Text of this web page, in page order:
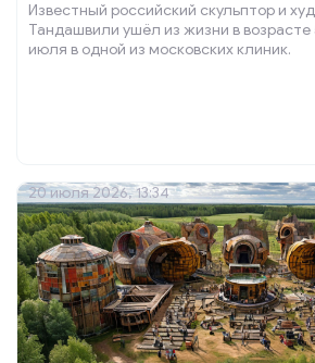
Известный российский скульптор и
Тандашвили ушёл из жизни в возрасте
июля в одной из московских клиник.
20 июля 2026, 13:34